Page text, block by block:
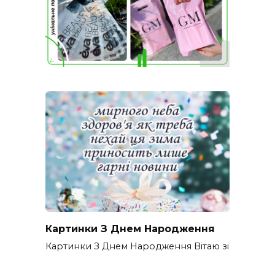
Картинки З Днем Народження
Картинки З Днем Народження Вітаю зі